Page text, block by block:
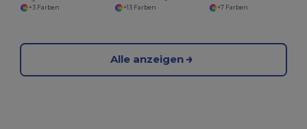
+3 Farben
+13 Farben
+7 Farben
Alle anzeigen